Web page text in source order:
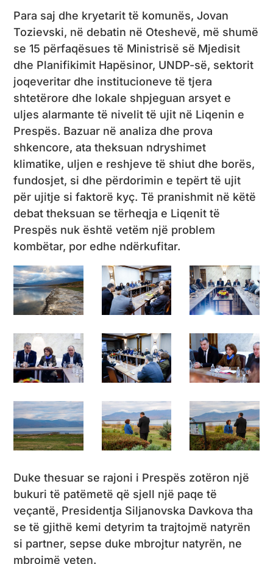
Para saj dhe kryetarit të komunës, Jovan
Tozievski, në debatin në Oteshevë, më shumë
se 15 përfaqësues të Ministrisë së Mjedisit
dhe Planifikimit Hapësinor, UNDP-së, sektorit
joqeveritar dhe institucioneve të tjera
shtetërore dhe lokale shpjeguan arsyet e
uljes alarmante të nivelit të ujit në Liqenin e
Prespës. Bazuar në analiza dhe prova
shkencore, ata theksuan ndryshimet
klimatike, uljen e reshjeve të shiut dhe borës,
fundosjet, si dhe përdorimin e tepërt të ujit
për ujitje si faktorë kyç. Të pranishmit në këtë
debat theksuan se tërheqja e Liqenit të
Prespës nuk është vetëm një problem
kombëtar, por edhe ndërkufitar.
Duke thesuar se rajoni i Prespës zotëron një
bukuri të patëmetë që sjell një paqe të
veçantë, Presidentja Siljanovska Davkova tha
se të gjithë kemi detyrim ta trajtojmë natyrën
si partner, sepse duke mbrojtur natyrën, ne
mbrojmë veten.